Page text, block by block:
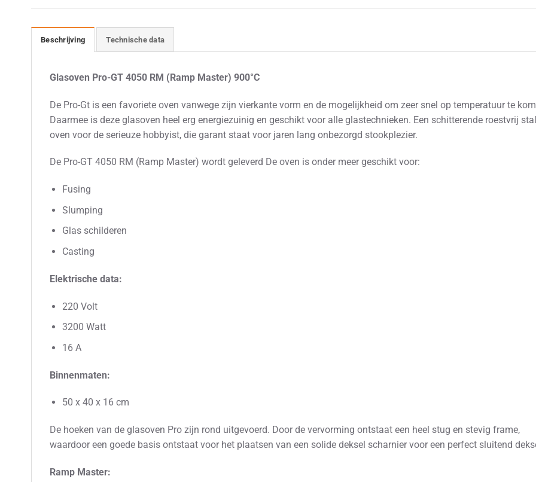
Beschrijving Technische data
Glasoven Pro-GT 4050 RM (Ramp Master) 900°C
De Pro-Gt is een favoriete oven vanwege zijn vierkante vorm en de mogelijkheid om zeer snel op temperatuur te
Daarmee is deze glasoven heel erg energiezuinig en geschikt voor alle glastechnieken. Een schitterende roestvrij
oven voor de serieuze hobbyist, die garant staat voor jaren lang onbezorgd stookplezier.
De Pro-GT 4050 RM (Ramp Master) wordt geleverd De oven is onder meer geschikt voor:
Fusing
Slumping
Glas schilderen
Casting
Elektrische data:
220 Volt
3200 Watt
16 A
Binnenmaten:
50 x 40 x 16 cm
De hoeken van de glasoven Pro zijn rond uitgevoerd. Door de vervorming ontstaat een heel stug en stevig frame,
waardoor een goede basis ontstaat voor het plaatsen van een solide deksel scharnier voor een perfect sluitend
Ramp Master: